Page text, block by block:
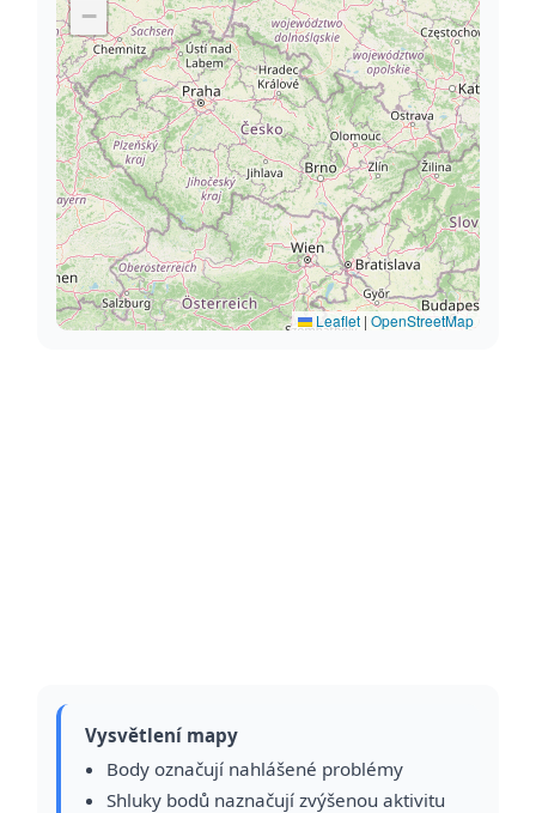
−
Leaflet | OpenStreetMap
Vysvětlení mapy
Body označují nahlášené problémy
Shluky bodů naznačují zvýšenou aktivitu